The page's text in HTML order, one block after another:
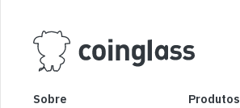
Sobre Produtos